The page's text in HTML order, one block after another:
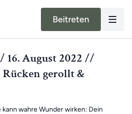
Beitreten
16. August 2022 //
gerollt &
kann wahre Wunder wirken: Dein